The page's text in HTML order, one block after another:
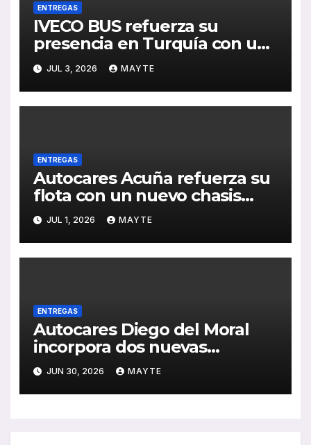
ENTREGAS
IVECO BUS refuerza su
presencia en Turquía con un
pedido de 20 autobuses
articulados STREETWAY
JUL 3, 2026 MAYTE
ENTREGAS
Autocares Acuña refuerza su
flota con un nuevo chasis
Mercedes-Benz de última
generación
JUL 1, 2026 MAYTE
ENTREGAS
Autocares Diego del Moral
incorpora dos nuevas
unidades King Long C10 Hi-
Tech para reforzar su flota
JUN 30, 2026 MAYTE